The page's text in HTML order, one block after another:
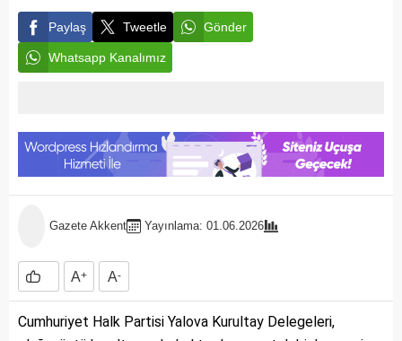
Paylaş Tweetle Gönder
Whatsapp Kanalımız
Gazete Akkent Yayınlama: 01.06.2026
A+ A-
Cumhuriyet Halk Partisi Yalova Kurultay Delegeleri,